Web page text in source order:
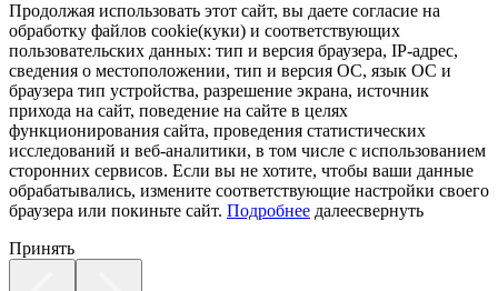
Продолжая использовать этот сайт, вы даете согласие на
обработку файлов cookie(куки) и соответствующих
пользовательских данных: тип и версия браузера, IP-адрес,
сведения о местоположении, тип и версия ОС, язык ОС и
браузера тип устройства, разрешение экрана, источник
прихода на сайт, поведение на сайте в целях
функционирования сайта, проведения статистических
исследований и веб-аналитики, в том числе с использованием
сторонних сервисов. Если вы не хотите, чтобы ваши данные
обрабатывались, измените соответствующие настройки своего
браузера или покиньте сайт. Подробнее далеесвернуть
Принять